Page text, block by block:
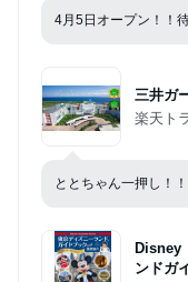
4月5日オープン！！
三井ガ
楽天ト
ととちゃん一押し！
ンドガ